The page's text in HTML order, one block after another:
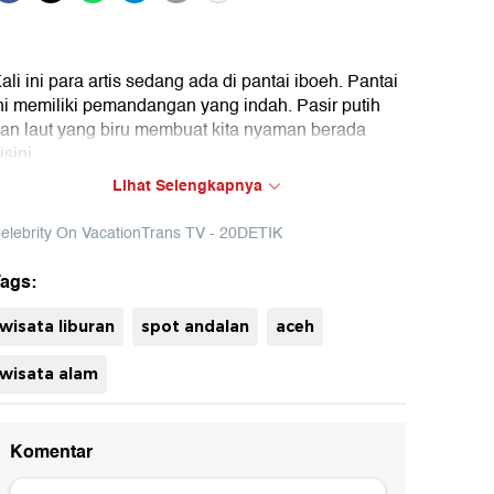
ini para artis sedang ada di pantai iboeh. Pantai
memiliki pemandangan yang indah. Pasir putih
laut yang biru membuat kita nyaman berada
Dok : Celebrity on Vacation Trans TV (Diki)
Lihat Selengkapnya
On VacationTrans TV - 20DETIK
wisata liburan spot andalan aceh
wisata alam